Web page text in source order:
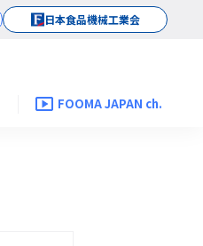
日本食品機械工業会
FOOMA JAPAN ch.